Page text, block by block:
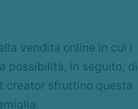
vendita online in cui i
possibilità, in seguito, di
creator sfruttino questa